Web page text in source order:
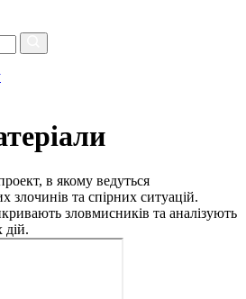
в якому ведуться
злочинів та спірних ситуацій.
зловмисників та аналізують
дій.